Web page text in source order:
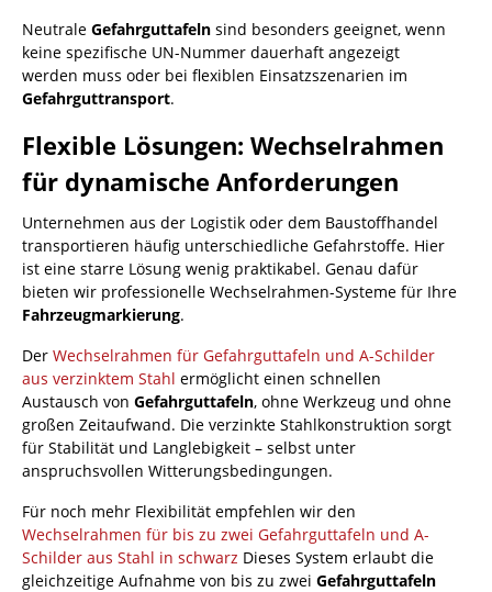
Neutrale Gefahrguttafeln sind besonders geeignet, wenn
keine spezifische UN-Nummer dauerhaft angezeigt
werden muss oder bei flexiblen Einsatzszenarien im
Gefahrguttransport.
Flexible Lösungen: Wechselrahmen
für dynamische Anforderungen
Unternehmen aus der Logistik oder dem Baustoffhandel
transportieren häufig unterschiedliche Gefahrstoffe. Hier
ist eine starre Lösung wenig praktikabel. Genau dafür
bieten wir professionelle Wechselrahmen-Systeme für Ihre
Fahrzeugmarkierung.
Der Wechselrahmen für Gefahrguttafeln und A-Schilder
aus verzinktem Stahl ermöglicht einen schnellen
Austausch von Gefahrguttafeln, ohne Werkzeug und ohne
großen Zeitaufwand. Die verzinkte Stahlkonstruktion sorgt
für Stabilität und Langlebigkeit – selbst unter
anspruchsvollen Witterungsbedingungen.
Für noch mehr Flexibilität empfehlen wir den
Wechselrahmen für bis zu zwei Gefahrguttafeln und A-
Schilder aus Stahl in schwarz Dieses System erlaubt die
gleichzeitige Aufnahme von bis zu zwei Gefahrguttafeln